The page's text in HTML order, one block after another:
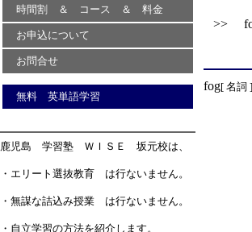
時間割 ＆ コース ＆ 料金
お申込について
お問合せ
無料 英単語学習
鹿児島 学習塾 ＷＩＳＥ 坂元校は、
・エリート選抜教育 は行ないません。
・無謀な詰込み授業 は行ないません。
・自立学習の方法を紹介します。
>>
fog[ 名詞 ]